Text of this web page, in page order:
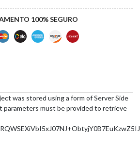
100% SEGURO
was stored using a form of Server Side
parameters must be provided to retrieve